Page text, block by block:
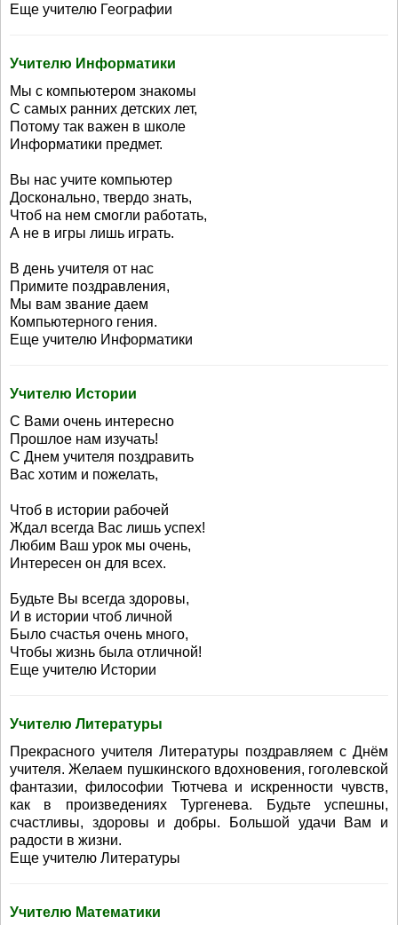
Еще учителю Географии
Учителю Информатики
Мы с компьютером знакомы
С самых ранних детских лет,
Потому так важен в школе
Информатики предмет.
Вы нас учите компьютер
Досконально, твердо знать,
Чтоб на нем смогли работать,
А не в игры лишь играть.
В день учителя от нас
Примите поздравления,
Мы вам звание даем
Компьютерного гения.
Еще учителю Информатики
Учителю Истории
С Вами очень интересно
Прошлое нам изучать!
С Днем учителя поздравить
Вас хотим и пожелать,
Чтоб в истории рабочей
Ждал всегда Вас лишь успех!
Любим Ваш урок мы очень,
Интересен он для всех.
Будьте Вы всегда здоровы,
И в истории чтоб личной
Было счастья очень много,
Чтобы жизнь была отличной!
Еще учителю Истории
Учителю Литературы
Прекрасного учителя Литературы поздравляем с Днём
учителя. Желаем пушкинского вдохновения, гоголевской
фантазии, философии Тютчева и искренности чувств,
как в произведениях Тургенева. Будьте успешны,
счастливы, здоровы и добры. Большой удачи Вам и
радости в жизни.
Еще учителю Литературы
Учителю Математики